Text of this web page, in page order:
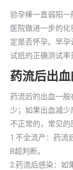
验孕棒一直弱阳一
医院做进一步的
定是否怀孕。早
试纸的正确测试率
药流后出
药流后的出血一
少；如果出血减
不正常的，常见的
1.不全流产：药流
B超判断。
2.药流后感染：如